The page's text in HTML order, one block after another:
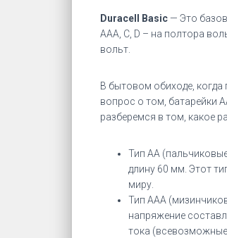
Duracell Basic — Это
AAA, C, D – на полтора
вольт.
В бытовом обиходе, когда
вопрос о том, батарейки
разберемся в том, какое
Тип АА
длину 60 мм. Этот
миру.
Тип ААА
напряжение
тока